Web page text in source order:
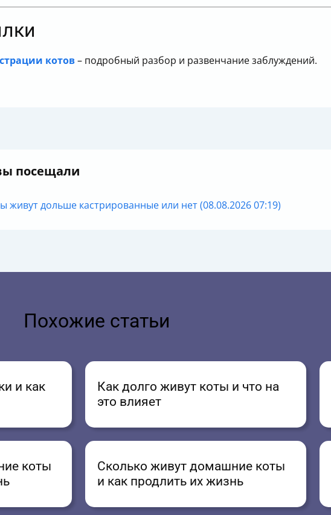
котов– подробный разбор и развенчание заблуждений.
посещали
живут дольше кастрированные или нет (08.08.2026 07:19)
Похожие статьи
и как
Как долго живут коты и что на
это влияет
коты
Сколько живут домашние коты
и как продлить их жизнь